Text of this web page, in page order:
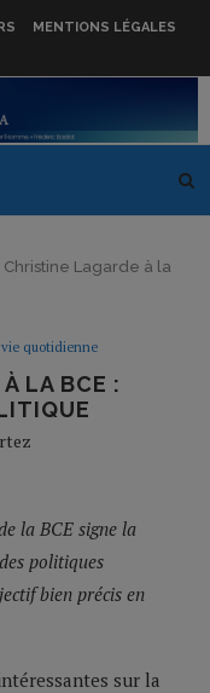
MENTIONS LÉGALES
Christine Lagarde à la
quotidienne
LA BCE :
la BCE signe la
politiques
bien précis en
sur la